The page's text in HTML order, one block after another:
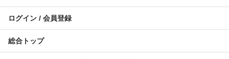
ログイン / 会員登録
総合トップ